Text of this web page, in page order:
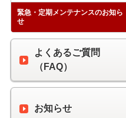
緊急・定期メンテナンスのお知ら
せ
よくあるご質問
（FAQ）
お知らせ